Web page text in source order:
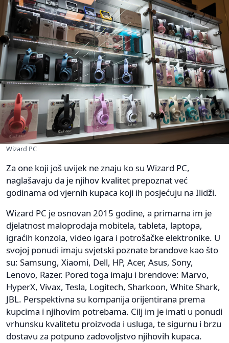
Wizard PC
Za one koji još uvijek ne znaju ko su Wizard PC,
naglašavaju da je njihov kvalitet prepoznat već
godinama od vjernih kupaca koji ih posjećuju na Ilidži.
Wizard PC je osnovan 2015 godine, a primarna im je
djelatnost maloprodaja mobitela, tableta, laptopa,
igraćih konzola, video igara i potrošačke elektronike. U
svojoj ponudi imaju svjetski poznate brandove kao što
su: Samsung, Xiaomi, Dell, HP, Acer, Asus, Sony,
Lenovo, Razer. Pored toga imaju i brendove: Marvo,
HyperX, Vivax, Tesla, Logitech, Sharkoon, White Shark,
JBL. Perspektivna su kompanija orijentirana prema
kupcima i njihovim potrebama. Cilj im je imati u ponudi
vrhunsku kvalitetu proizvoda i usluga, te sigurnu i brzu
dostavu za potpuno zadovoljstvo njihovih kupaca.